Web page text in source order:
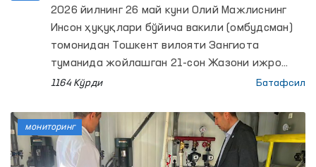
руҳий саломатлик илмий-амалий тиббиёт
марказининг психиатрия ва РИРСИАТМ
наркология хизмати бўйича Хоразм вилояти
филиалларига мониторинг ташрифлари
2026 йилнинг 26 май куни Олий Мажлиснинг
Инсон ҳуқуқлари бўйича вакили (омбудсман)
томонидан Тошкент вилояти Зангиота
туманида жойлашган 21-сон Жазони ижро
этиш колониясида мониторинг ташрифи
1164 Кўрди Батафсил
мониторинг